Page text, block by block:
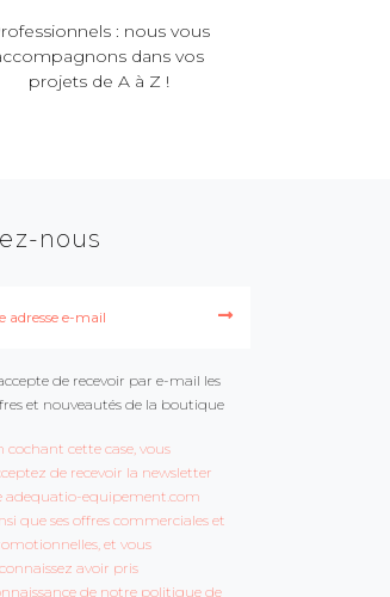
: nous vous
dans vos
projets de A à Z !
nous
de recevoir par e-mail les
et nouveautés de la boutique
cochant cette case, vous
de recevoir la newsletter
adequatio-equipement.com
que ses offres commerciales et
et vous
avoir pris
de notre politique de